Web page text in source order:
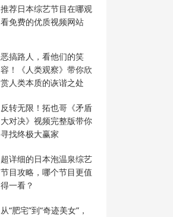
推荐日本综艺节目在哪观
看免费的优质视频网站
恶搞路人，看他们的笑
容！《人类观察》带你欣
赏人类本质的诙谐之处
反转无限！拓也哥《矛盾
大对决》视频完整版带你
寻找终极大赢家
超详细的日本泡温泉综艺
节目攻略，哪个节目更值
得一看？
从“肥宅”到“奇迹美女”，